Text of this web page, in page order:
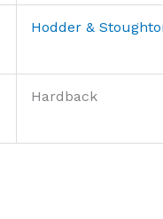
Hodder &
Hardback